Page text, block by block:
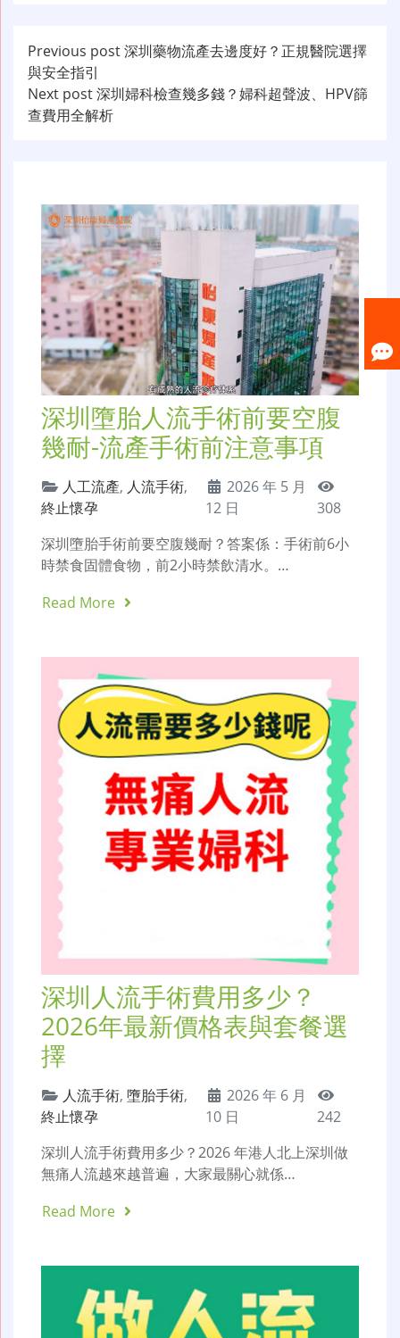
文
章
导
Previous post深圳藥物流產去邊度好？正規醫院選擇
與安全指引
Next post深圳婦科檢查幾多錢？婦科超聲波、HPV篩
查費用全解析
深圳墮胎人流手術前要空腹
幾耐-流產手術前注意事項
人工流產, 人流手術,
終止懷孕
2026 年 5 月
12 日
308
深圳墮胎手術前要空腹幾耐？答案係：手術前6小
時禁食固體食物，前2小時禁飲清水。…
Read More
深圳人流手術費用多少？
2026年最新價格表與套餐選
擇
人流手術, 墮胎手術,
終止懷孕
2026 年 6 月
10 日
242
深圳人流手術費用多少？2026 年港人北上深圳做
無痛人流越來越普遍，大家最關心就係…
Read More